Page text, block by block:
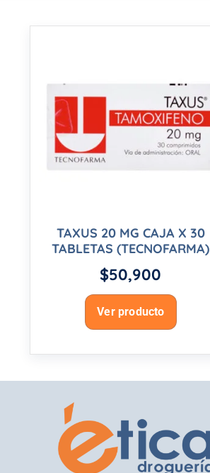
TAXUS 20 MG CAJA X 30
TABLETAS (TECNOFARMA)
$50,900
Ver producto